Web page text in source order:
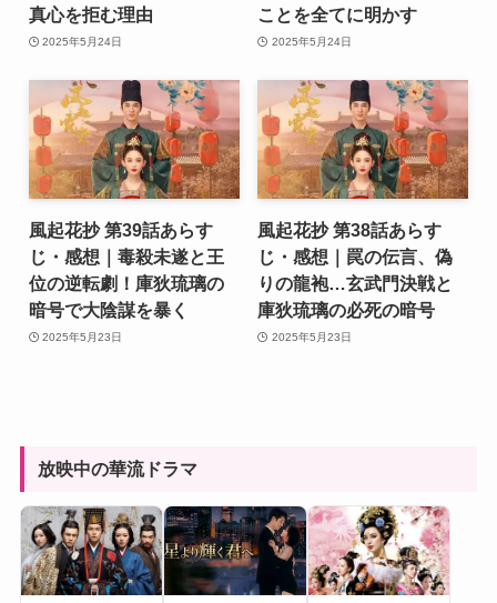
真心を拒む理由
2025年5月24日
ことを全てに明かす
2025年5月24日
風起花抄 第39話あらす
じ・感想｜毒殺未遂と王
位の逆転劇！庫狄琉璃の
暗号で大陰謀を暴く
2025年5月23日
風起花抄 第38話あらす
じ・感想｜罠の伝言、偽
りの龍袍…玄武門決戦と
庫狄琉璃の必死の暗号
2025年5月23日
放映中の華流ドラマ